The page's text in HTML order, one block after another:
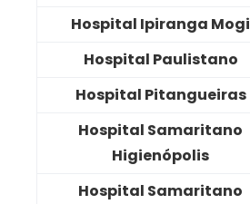
Hospital Ipiranga Mogi
Hospital Paulistano
Hospital Pitangueiras
Hospital Samaritano
Higienópolis
Hospital Samaritano